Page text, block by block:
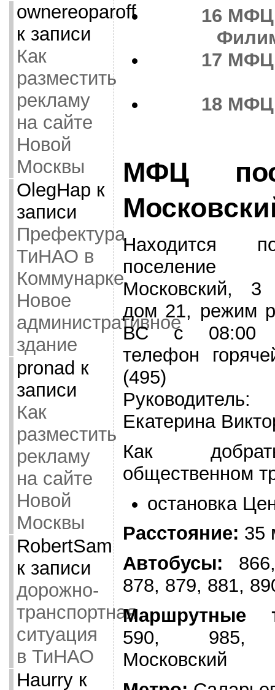
ownereoparoff
к записи
Как
разместить
рекламу
на сайте
Новой
Москвы
OlegHap к
записи
Префектура
ТиНАО в
Коммунарке.
Новое
административное
здание
pronad к
записи
Как
разместить
рекламу
на сайте
Новой
Москвы
RobertSam
к записи
дорожно-
транспортная
ситуация
в ТиНАО
Haurryк
16 МФЦ
17 МФЦ
18МФЦ
МФЦ
Находится
Московский, 3
дом 21, режим
ВС с 08:00
телефон
(495)
Руководитель:
Екатерина
Как
общественном
остановка
Расстояние: 35
Автобусы:
878, 879, 881,
Маршрутные
590, 985,
Московский